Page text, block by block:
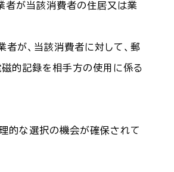
者が当該消費者の住居又は業
が、当該消費者に対して、郵
磁的記録を相手方の使用に係る
的な選択の機会が確保されて